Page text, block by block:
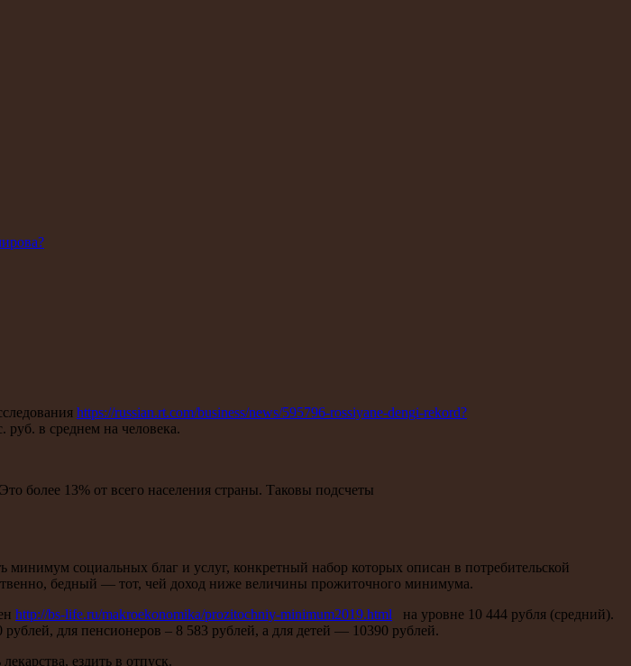
https://russian.rt.com/business/news/595796-rossiyane-dengi-rekord?
в среднем на человека.
более 13% от всего населения страны. Таковы подсчеты
минимум социальных благ и услуг, конкретный набор которых описан в потребительской
бедный — тот, чей доход ниже величины прожиточного минимума.
http://bs-life.ru/makroekonomika/prozitochniy-minimum2019.html на уровне 10 444 рубля (средний).
рублей, для пенсионеров – 8 583 рублей, а для детей — 10390 рублей.
ездить в отпуск.